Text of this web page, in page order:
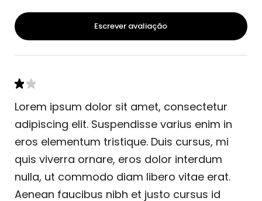
Escrever avaliação
Lorem ipsum dolor sit amet, consectetur
adipiscing elit. Suspendisse varius enim in
eros elementum tristique. Duis cursus, mi
quis viverra ornare, eros dolor interdum
nulla, ut commodo diam libero vitae erat.
Aenean faucibus nibh et justo cursus id